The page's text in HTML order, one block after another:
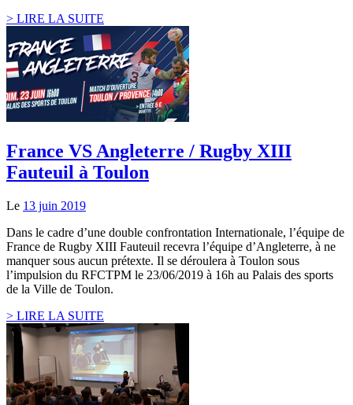
> LIRE LA SUITE
France VS Angleterre / Rugby XIII
Fauteuil à Toulon
Le 13 juin 2019
Dans le cadre d’une double confrontation Internationale, l’équipe de
France de Rugby XIII Fauteuil recevra l’équipe d’Angleterre, à ne
manquer sous aucun prétexte. Il se déroulera à Toulon sous
l’impulsion du RFCTPM le 23/06/2019 à 16h au Palais des sports
de la Ville de Toulon.
> LIRE LA SUITE